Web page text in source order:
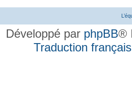
Développé par phpBB®
Traduction